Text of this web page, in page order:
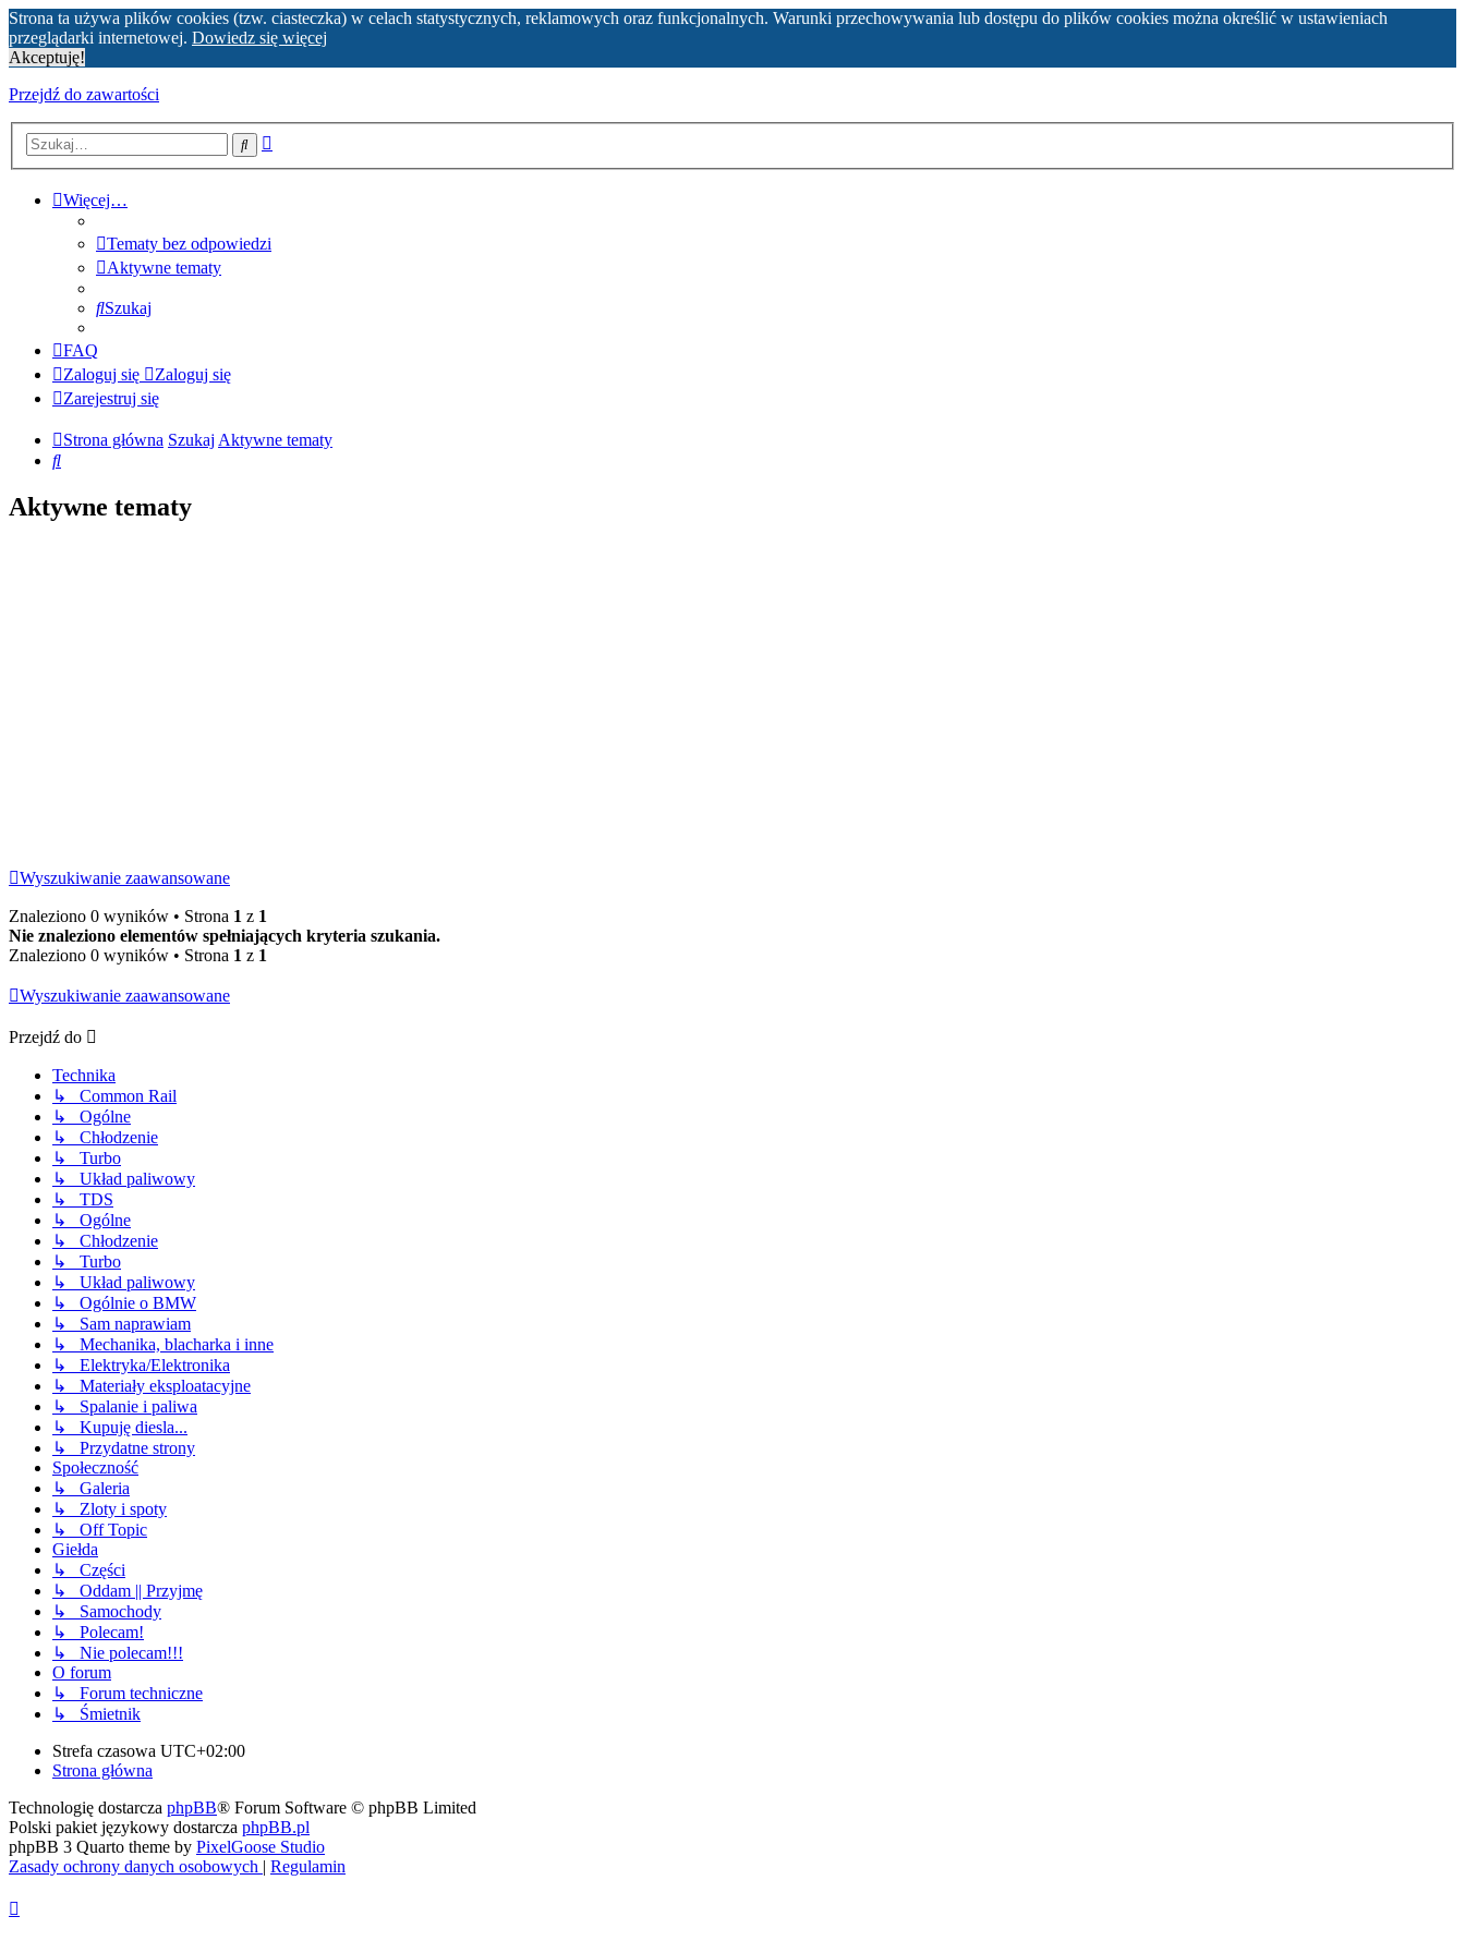
Strona ta używa plików cookies (tzw. ciasteczka) w celach statystycznych, reklamowych oraz funkcjonalnych. Warunki przechowywania lub dostępu do plików cookies można określić w ustawieniach
przeglądarki internetowej. Dowiedz się więcej
Akceptuję!
Przejdź do zawartości
Szukaj
Więcej…
Tematy bez odpowiedzi
Aktywne tematy
Szukaj
FAQ
Zaloguj się
Zaloguj się
Zarejestruj się
Strona główna Szukaj Aktywne tematy
Szukaj
Aktywne tematy
Wyszukiwanie zaawansowane
Znaleziono 0 wyników • Strona 1 z 1
Nie znaleziono elementów spełniających kryteria szukania.
Znaleziono 0 wyników • Strona 1 z 1
Wyszukiwanie zaawansowane
Przejdź do
Technika
↳ Common Rail
↳ Ogólne
↳ Chłodzenie
↳ Turbo
↳ Układ paliwowy
↳ TDS
↳ Ogólne
↳ Chłodzenie
↳ Turbo
↳ Układ paliwowy
↳ Ogólnie o BMW
↳ Sam naprawiam
↳ Mechanika, blacharka i inne
↳ Elektryka/Elektronika
↳ Materiały eksploatacyjne
↳ Spalanie i paliwa
↳ Kupuję diesla...
↳ Przydatne strony
Społeczność
↳ Galeria
↳ Zloty i spoty
↳ Off Topic
Giełda
↳ Części
↳ Oddam || Przyjmę
↳ Samochody
↳ Polecam!
↳ Nie polecam!!!
O forum
↳ Forum techniczne
↳ Śmietnik
Strefa czasowa UTC+02:00
Strona główna
Technologię dostarcza phpBB® Forum Software © phpBB Limited
Polski pakiet językowy dostarcza phpBB.pl
phpBB 3 Quarto theme by PixelGoose Studio
Zasady ochrony danych osobowych | Regulamin